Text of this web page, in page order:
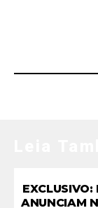
EXCLUSIVO:
ANUNCIAM